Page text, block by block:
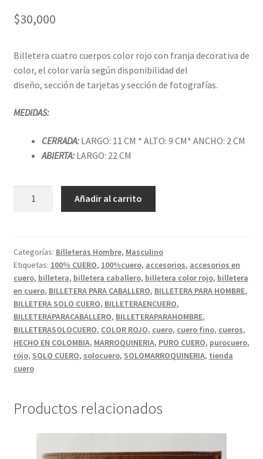
$30,000
Billetera cuatro cuerpos color rojo con franja decorativa de
color, el color varía según disponibilidad del
diseño, sección de tarjetas y sección de fotografías.
MEDIDAS:
CERRADA:LARGO: 11 CM * ALTO: 9 CM* ANCHO: 2 CM
ABIERTA:LARGO: 22 CM
ROJO
CON
FRANJA
DE
COLOR.
cantidad
Añadir al carrito
Categorías: Billeteras Hombre, Masculino
Etiquetas: 100% CUERO, 100%cuero, accesorios, accesorios en
cuero, billetera, billetera caballero, billetera color rojo, billetera
en cuero, BILLETERA PARA CABALLERO, BILLETERA PARA HOMBRE,
BILLETERA SOLO CUERO, BILLETERAENCUERO,
BILLETERAPARACABALLERO, BILLETERAPARAHOMBRE,
BILLETERASOLOCUERO, COLOR ROJO, cuero, cuero fino, cueros,
HECHO EN COLOMBIA, MARROQUINERIA, PURO CUERO, purocuero,
rojo, SOLO CUERO, solocuero, SOLOMARROQUINERIA, tienda
cuero
Productos relacionados